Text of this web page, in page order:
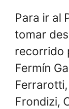
Para ir al
tomar
recorrido
Fermín
Frondizi,